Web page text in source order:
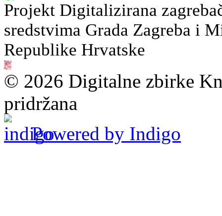
Projekt Digitalizirana
sredstvima Grada Zagreba i
Republike Hrvatske
© 2026 Digitalne zbirke
pridržana
Powered by Indigo